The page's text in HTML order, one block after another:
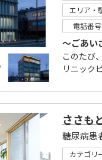
エリア・
電話番号
～ごあい
このたび
リニック
ささも
カテゴリ